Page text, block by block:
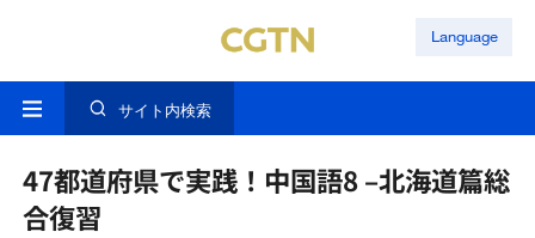
Language
サイト内検索
47都道府県で実践！中国語8 –北海道篇総
合復習